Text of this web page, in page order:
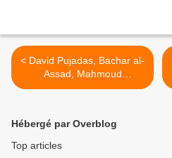
< David Pujadas, Bachar al-
Assad, Mahmoud
Ahmadinejad… et la
Hébergé par Overblog
Top articles